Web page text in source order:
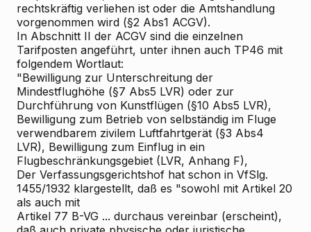
rechtskräftig verliehen ist oder die Amtshandlung
vorgenommen wird (§2 Abs1 ACGV).
In Abschnitt II der ACGV sind die einzelnen
Tarifposten angeführt, unter ihnen auch TP46 mit
folgendem Wortlaut:
"Bewilligung zur Unterschreitung der
Mindestflughöhe (§7 Abs5 LVR) oder zur
Durchführung von Kunstflügen (§10 Abs5 LVR),
Bewilligung zum Betrieb von selbständig im Fluge
verwendbarem zivilem Luftfahrtgerät (§3 Abs4
LVR), Bewilligung zum Einflug in ein
Flugbeschränkungsgebiet (LVR, Anhang F),
Der Verfassungsgerichtshof hat schon in VfSlg.
1455/1932 klargestellt, daß es "sowohl mit Artikel 20
als auch mit
Artikel 77 B-VG ... durchaus vereinbar (erscheint),